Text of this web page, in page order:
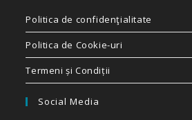
Politica de confidenţialitate
Politica de Cookie-uri
Termeni și Condiții
Social Media